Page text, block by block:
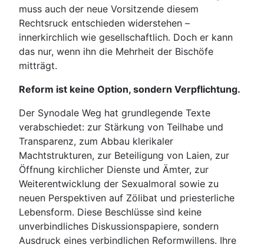
muss auch der neue Vorsitzende diesem
Rechtsruck entschieden widerstehen –
innerkirchlich wie gesellschaftlich. Doch er kann
das nur, wenn ihn die Mehrheit der Bischöfe
mitträgt.
Reform ist keine Option, sondern Verpflichtung.
Der Synodale Weg hat grundlegende Texte
verabschiedet: zur Stärkung von Teilhabe und
Transparenz, zum Abbau klerikaler
Machtstrukturen, zur Beteiligung von Laien, zur
Öffnung kirchlicher Dienste und Ämter, zur
Weiterentwicklung der Sexualmoral sowie zu
neuen Perspektiven auf Zölibat und priesterliche
Lebensform. Diese Beschlüsse sind keine
unverbindliches Diskussionspapiere, sondern
Ausdruck eines verbindlichen Reformwillens. Ihre